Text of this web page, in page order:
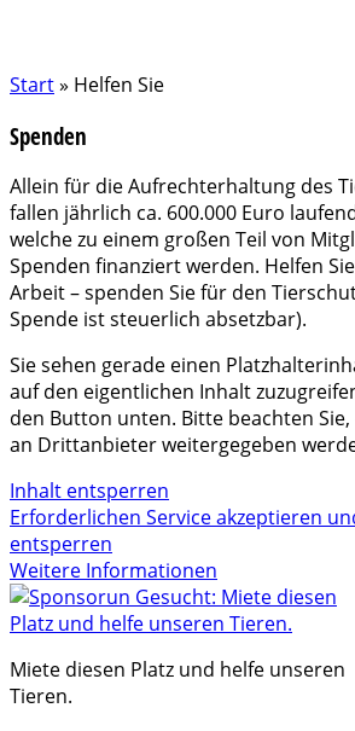
Start» Helfen Sie
Spenden
Allein für die Aufrechterhaltung des
fallen jährlich ca. 600.000 Euro
welche zu einem großen Teil von
Spenden finanziert werden. Helfen
Arbeit – spenden Sie für den
Spende ist steuerlich absetzbar).
Sie sehen gerade einen
auf den eigentlichen Inhalt
den Button unten. Bitte beachten
an Drittanbieter weitergegeben
Inhalt entsperren
Erforderlichen Service akzeptieren
entsperren
Weitere Informationen
Miete diesen Platz und helfe unseren
Tieren.